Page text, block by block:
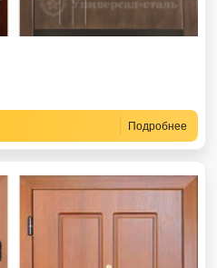
Подробнее